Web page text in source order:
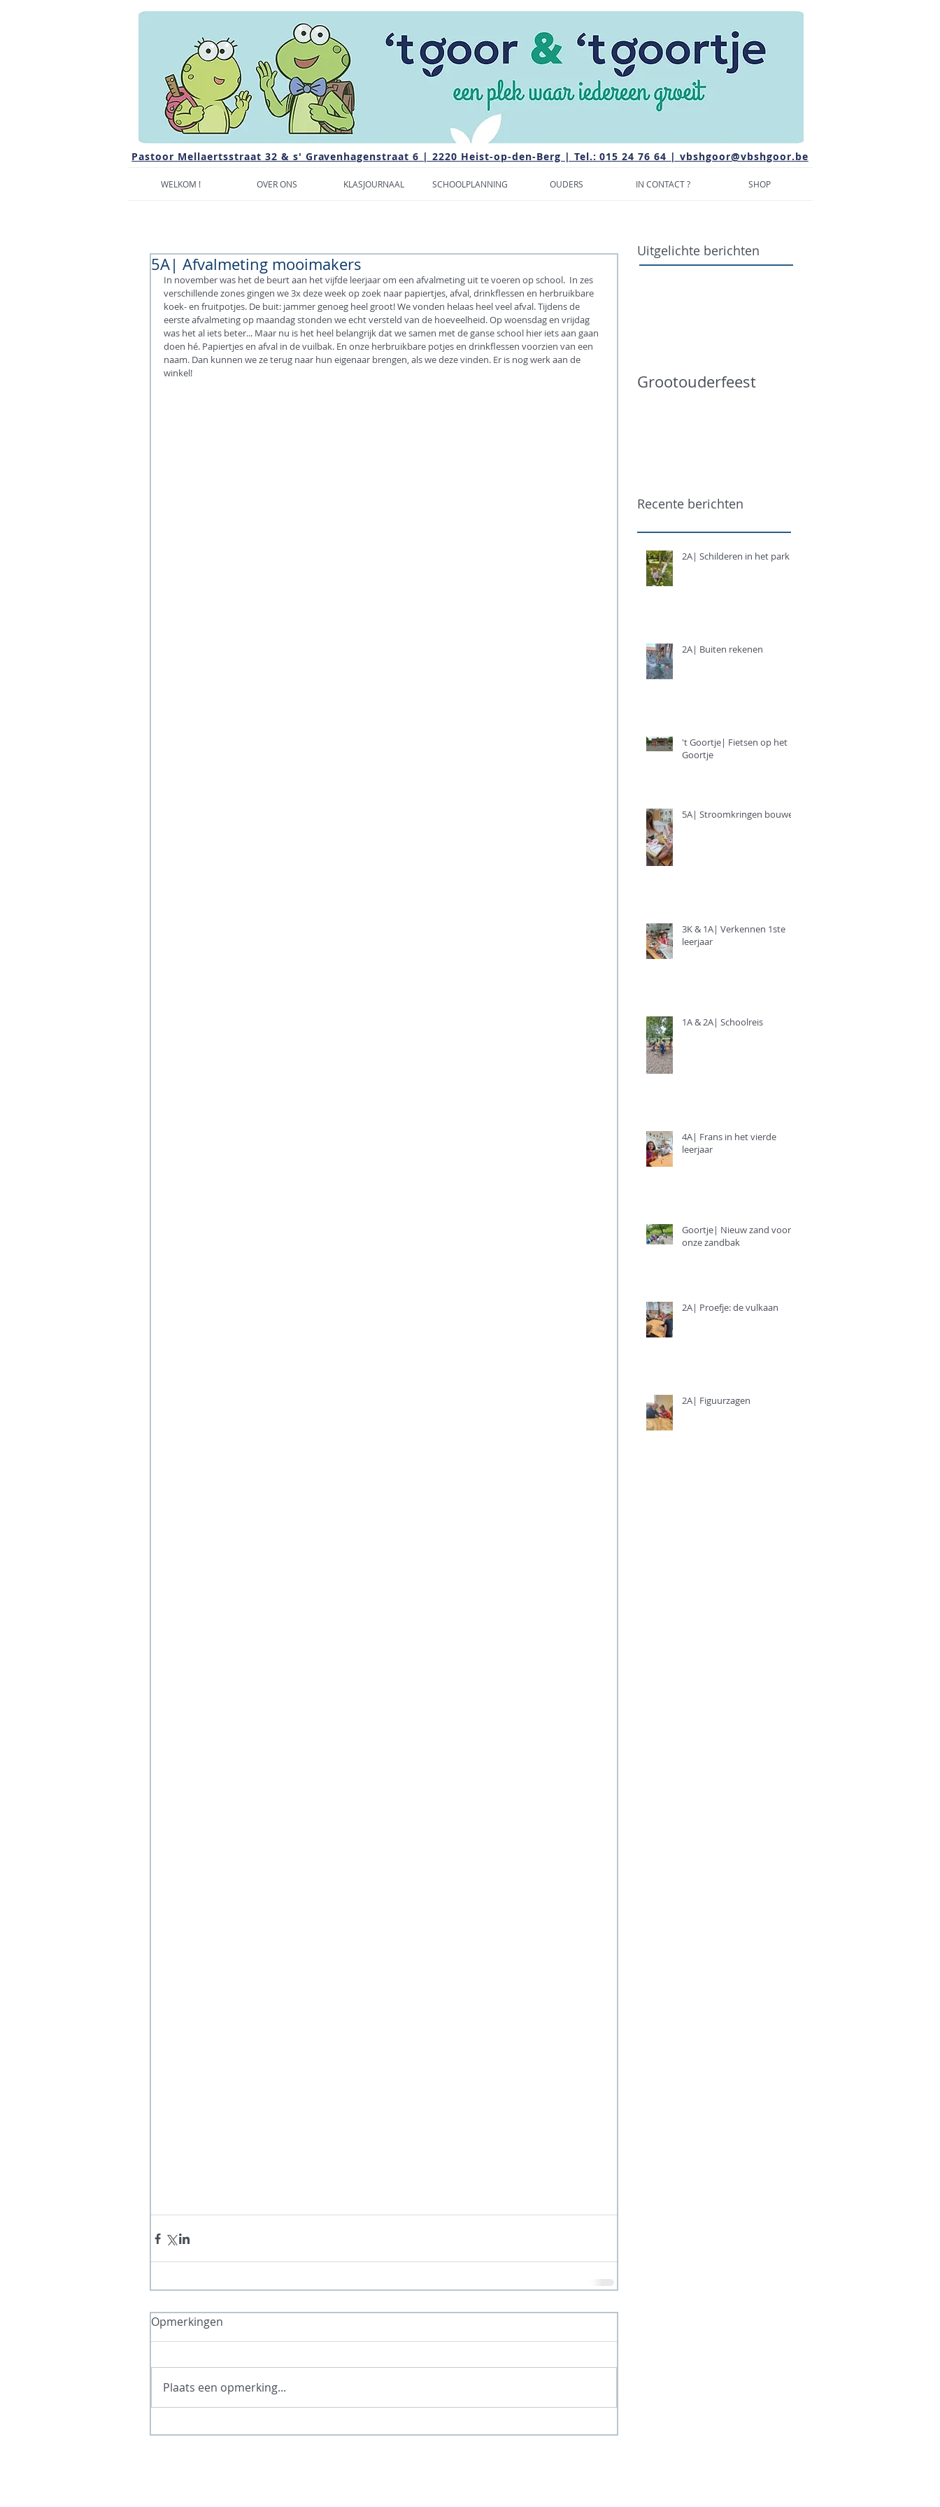
Pastoor Mellaertsstraat 32 & s' Gravenhagenstraat 6 | 2220 Heist-op-den-Berg | Tel.: 015 24 76 64 |vbshgoor@vbshgoor.be
WELKOM ! OVER ONS KLASJOURNAAL SCHOOLPLANNING OUDERS IN CONTACT ? SHOP
5A| Afvalmeting mooimakers
In november was het de beurt aan het vijfde leerjaar om een afvalmeting uit te voeren op school.  In zes
verschillende zones gingen we 3x deze week op zoek naar papiertjes, afval, drinkflessen en herbruikbare
koek- en fruitpotjes. De buit: jammer genoeg heel groot! We vonden helaas heel veel afval. Tijdens de
eerste afvalmeting op maandag stonden we echt versteld van de hoeveelheid. Op woensdag en vrijdag
was het al iets beter... Maar nu is het heel belangrijk dat we samen met de ganse school hier iets aan gaan
doen hé. Papiertjes en afval in de vuilbak. En onze herbruikbare potjes en drinkflessen voorzien van een
naam. Dan kunnen we ze terug naar hun eigenaar brengen, als we deze vinden. Er is nog werk aan de
winkel!
Opmerkingen
Plaats een opmerking...
Uitgelichte berichten
Grootouderfeest
Recente berichten
2A| Schilderen in het park
2A| Buiten rekenen
't Goortje| Fietsen op het
Goortje
5A| Stroomkringen bouwen
3K & 1A| Verkennen 1ste
leerjaar
1A & 2A| Schoolreis
4A| Frans in het vierde
leerjaar
Goortje| Nieuw zand voor
onze zandbak
2A| Proefje: de vulkaan
2A| Figuurzagen